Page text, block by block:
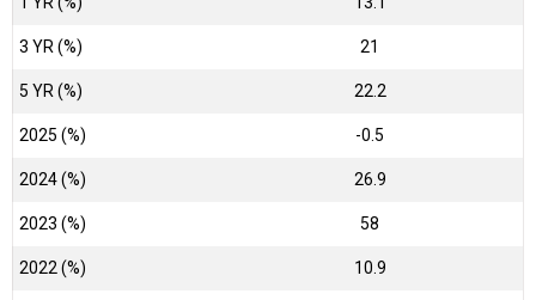
3 YR (%) 21
5 YR (%) 22.2
2025 (%) -0.5
2024 (%) 26.9
2023 (%) 58
2022 (%) 10.9